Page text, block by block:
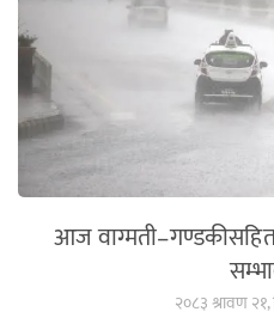
आज वाग्मती–गण्डकीसहित
२०८३ श्रावण